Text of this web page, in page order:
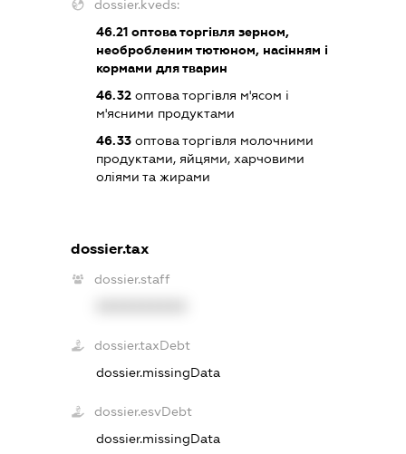
dossier.kveds:
46.21оптова торгівля зерном,
необробленим тютюном, насінням і
кормами для тварин
46.32оптова торгівля м'ясом і
м'ясними продуктами
46.33оптова торгівля молочними
продуктами, яйцями, харчовими
оліями та жирами
dossier.tax
dossier.staff
dossier.taxDebt
dossier.missingData
dossier.esvDebt
dossier.missingData